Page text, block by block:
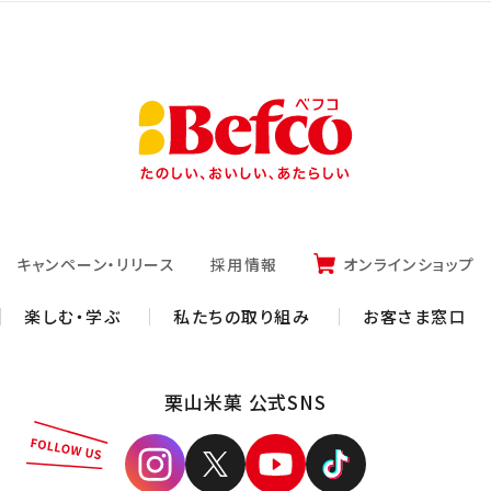
キャンペーン・リリース 採用情報 オンラインショップ
楽しむ・学ぶ 私たちの取り組み お客さま窓口
栗山米菓 公式SNS